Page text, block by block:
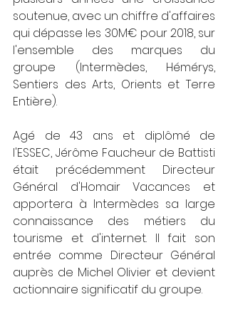
soutenue, avec un chiffre d'affaires
qui dépasse les 30M€ pour 2018, sur
l'ensemble des marques du
groupe (Intermèdes, Hémérys,
Sentiers des Arts, Orients et Terre
Entière).
Agé de 43 ans et diplômé de
l'ESSEC, Jérôme Faucheur de Battisti
était précédemment Directeur
Général d'Homair Vacances et
apportera à Intermèdes sa large
connaissance des métiers du
tourisme et d'internet. Il fait son
entrée comme Directeur Général
auprès de Michel Olivier et devient
actionnaire significatif du groupe.